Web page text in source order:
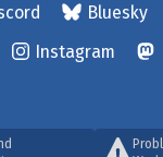
Bluesky
Instagram